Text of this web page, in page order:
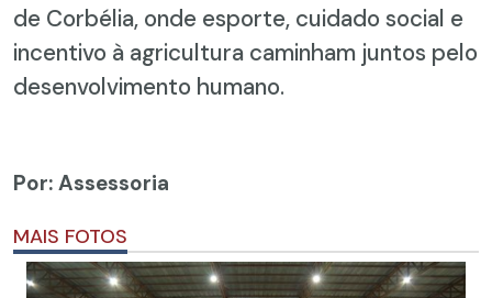
de Corbélia, onde esporte, cuidado social e
incentivo à agricultura caminham juntos pelo
desenvolvimento humano.
Por: Assessoria
MAIS FOTOS